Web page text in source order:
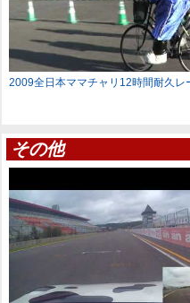
2009全日本ママチャリ12時間耐久レ
その他